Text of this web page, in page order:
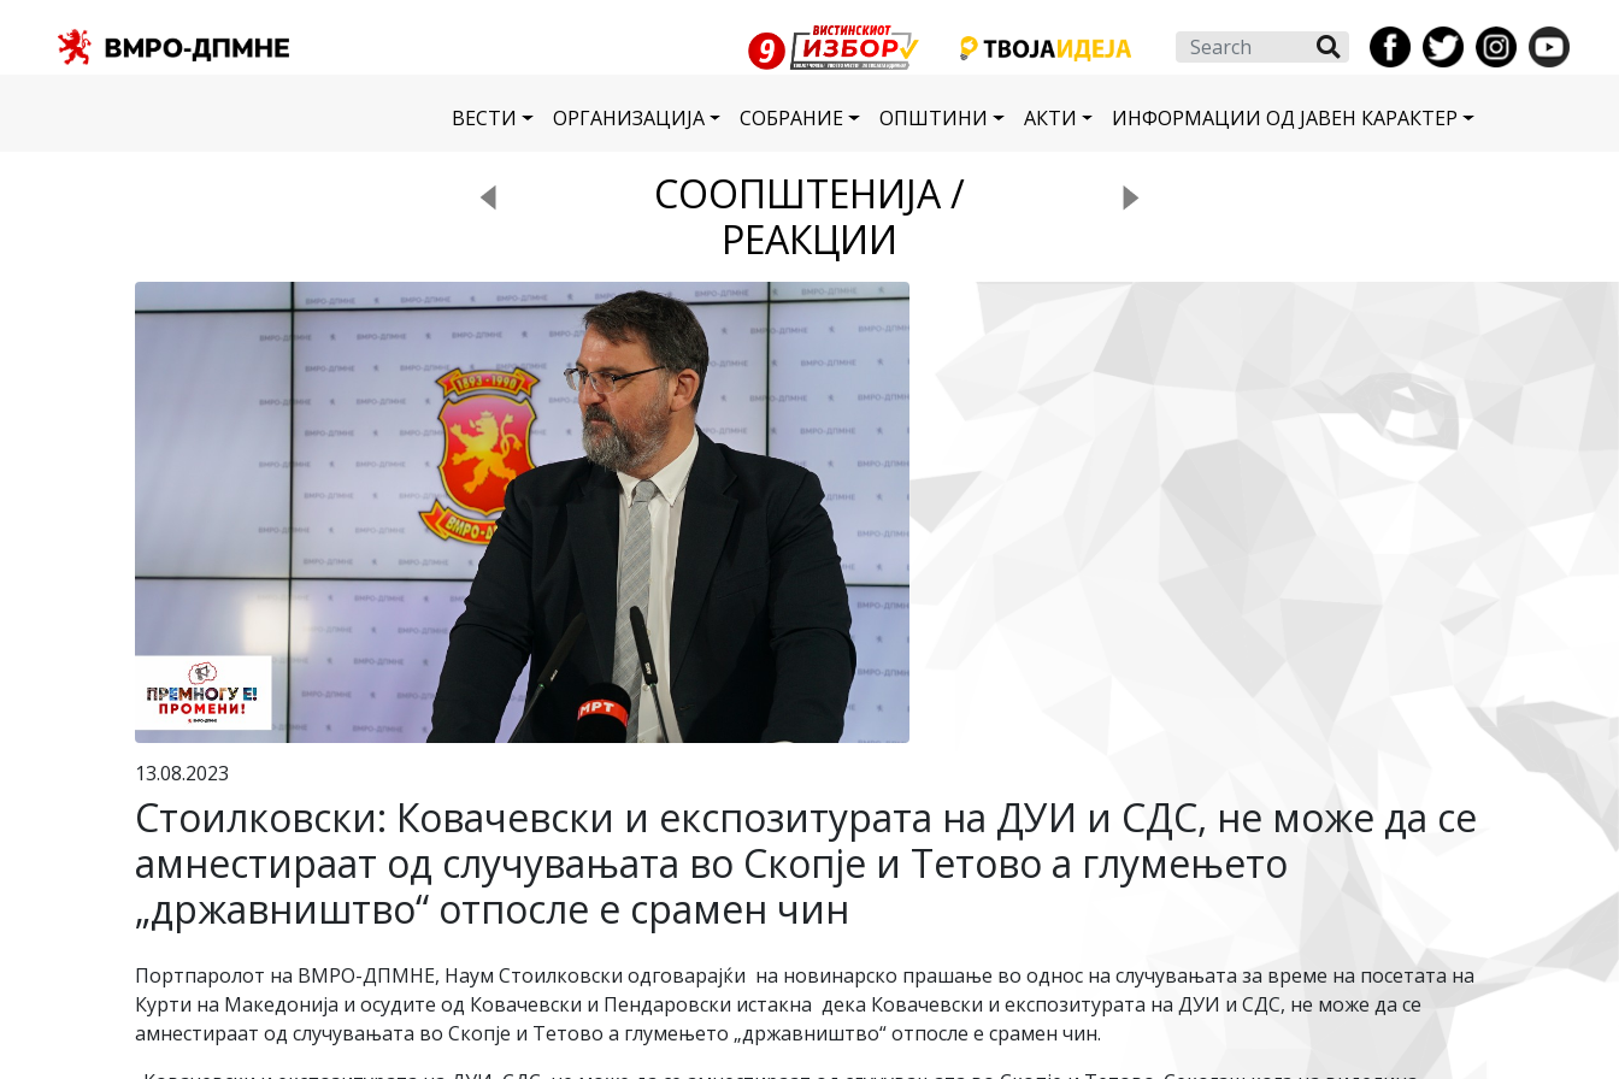
Search
ВЕСТИ ОРГАНИЗАЦИЈА СОБРАНИЕ ОПШТИНИ АКТИ ИНФОРМАЦИИ ОД ЈАВЕН КАРАКТЕР
СООПШТЕНИЈА /
РЕАКЦИИ
13.08.2023
Стоилковски: Ковачевски и експозитурата на ДУИ и СДС, не може да се
амнестираат од случувањата во Скопје и Тетово а глумењето
„државништво“ отпосле е срамен чин
Портпаролот на ВМРО-ДПМНЕ, Наум Стоилковски одговарајќи на новинарско прашање во однос на случувањата за време на посетата на
Курти на Македонија и осудите од Ковачевски и Пендаровски истакна дека Ковачевски и експозитурата на ДУИ и СДС, не може да се
амнестираат од случувањата во Скопје и Тетово а глумењето „државништво“ отпосле е срамен чин.